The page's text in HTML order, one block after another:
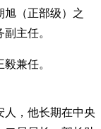
旭（正部级）之
主任。
兼任。
人，他长期在中央